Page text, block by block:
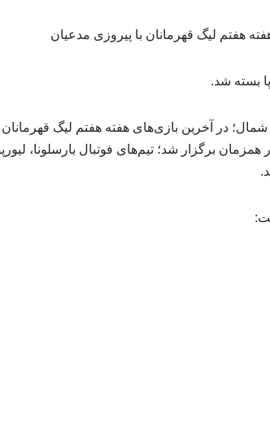
بسته شد.
طور همزمان برگزار شد؛ تیم‌های فوتبال بارسلونا،